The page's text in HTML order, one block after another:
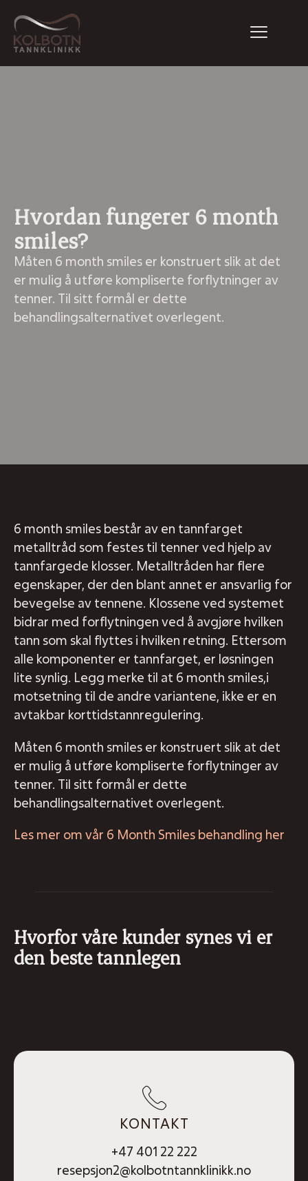
Hvordan fungerer 6 month
smiles?
Måten 6 month smiles er konstruert slik at det
er mulig å utføre kompliserte forflytninger av
tenner. Til sitt formål er dette
behandlingsalternativet overlegent.
6 month smiles består av en tannfarget
metalltråd som festes til tenner ved hjelp av
tannfargede klosser. Metalltråden har flere
egenskaper, der den blant annet er ansvarlig for
bevegelse av tennene. Klossene ved systemet
bidrar med forflytningen ved å avgjøre hvilken
tann som skal flyttes i hvilken retning. Ettersom
alle komponenter er tannfarget, er løsningen
lite synlig. Legg merke til at 6 month smiles,i
motsetning til de andre variantene, ikke er en
avtakbar korttidstannregulering.
Måten 6 month smiles er konstruert slik at det
er mulig å utføre kompliserte forflytninger av
tenner. Til sitt formål er dette
behandlingsalternativet overlegent.
Les mer om vår 6 Month Smiles behandling her
Hvorfor våre kunder synes vi er
den beste tannlegen
KONTAKT
+47 401 22 222
resepsjon2@kolbotntannklinikk.no